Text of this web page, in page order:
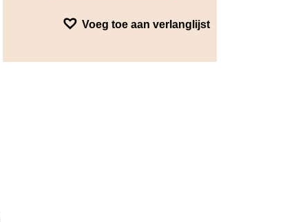
Voeg toe aan verlanglijst